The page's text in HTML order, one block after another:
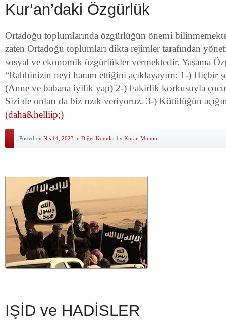
Kur’an’daki Özgürlük
Ortadoğu toplumlarında özgürlüğün önemi
zaten Ortadoğu toplumları dikta rejimler tarafından
sosyal ve ekonomik özgürlükler vermektedir. Yaşama
“Rabbinizin neyi haram ettiğini açıklayayım: 1-) Hiçbir
(Anne ve babana iyilik yap) 2-) Fakirlik korkusuyla
Sizi de onları da biz rızık veriyoruz. 3-) Kötülüğün
(daha&helliip;)
Posted on Nis 14, 2023 in Diğer Konular by Kuran Mumini
IŞİD ve HADİSLER